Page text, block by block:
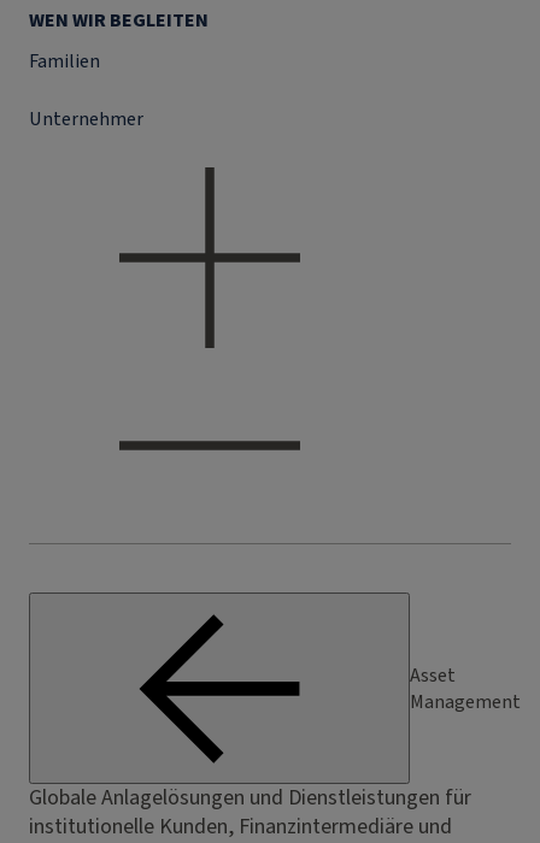
WEN WIR BEGLEITEN
Familien
Unternehmer
Asset
Management
Globale Anlagelösungen und Dienstleistungen für
institutionelle Kunden, Finanzintermediäre und